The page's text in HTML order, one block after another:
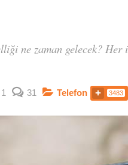
ne zaman gelecek?
1 31 Telefon 3483